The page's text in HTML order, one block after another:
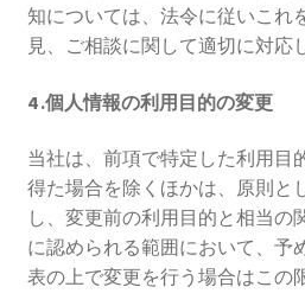
知については、法令に従いこれ
見、ご相談に関して適切に対応
4 .個人情報の利用目的の変更
当社は、前項で特定した利用目
得た場合を除くほかは、原則と
し、変更前の利用目的と相当の
に認められる範囲において、予
表の上で変更を行う場合はこの